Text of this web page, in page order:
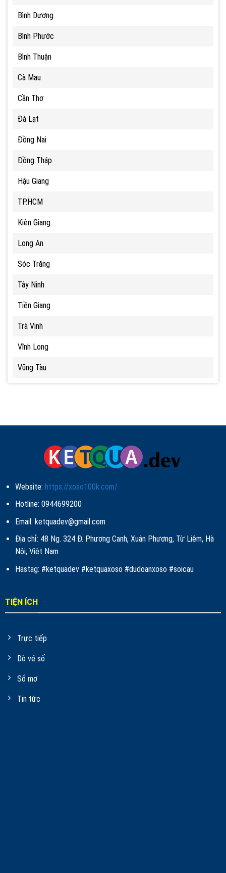
Bình Dương
Bình Phước
Bình Thuận
Cà Mau
Cần Thơ
Đà Lạt
Đồng Nai
Đồng Tháp
Hậu Giang
TP.HCM
Kiên Giang
Long An
Sóc Trăng
Tây Ninh
Tiền Giang
Trà Vinh
Vĩnh Long
Vũng Tàu
Website:https://xoso100k.com/
Hotline: 0944699200
Email:ketquadev@gmail.com
Địa chỉ: 48 Ng. 324 Đ. Phương Canh, Xuân Phương, Từ Liêm, Hà
Nội, Việt Nam
Hastag: #ketquadev #ketquaxoso #dudoanxoso #soicau
TIỆN ÍCH
Trực tiếp
Dò vé số
Sổ mơ
Tin tức